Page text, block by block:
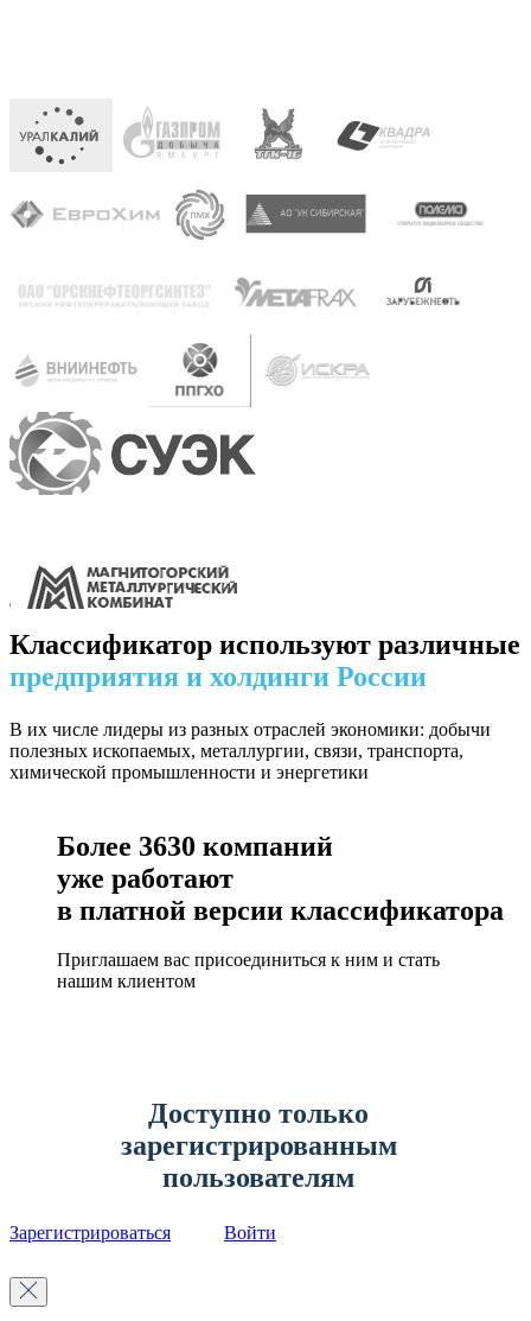
Классификатор используют различные
предприятия и холдинги России
В их числе лидеры из разных отраслей экономики: добычи
полезных ископаемых, металлургии, связи, транспорта,
химической промышленности и энергетики
Более 3630 компаний
уже работают
в платной версии классификатора
Приглашаем вас присоединиться к ним и стать
нашим клиентом
Доступно только
зарегистрированным
пользователям
Зарегистрироваться Войти